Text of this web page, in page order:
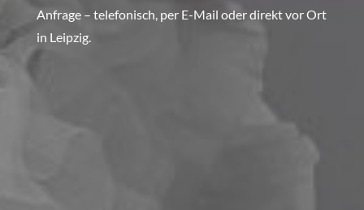
Anfrage – telefonisch, per E-Mail oder direkt vor Ort
in Leipzig.